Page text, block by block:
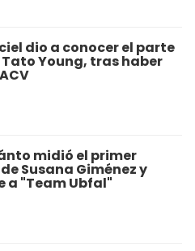
dio a conocer el parte
Young, tras haber
midió el primer
Susana Giménez y
a "Team Ubfal"